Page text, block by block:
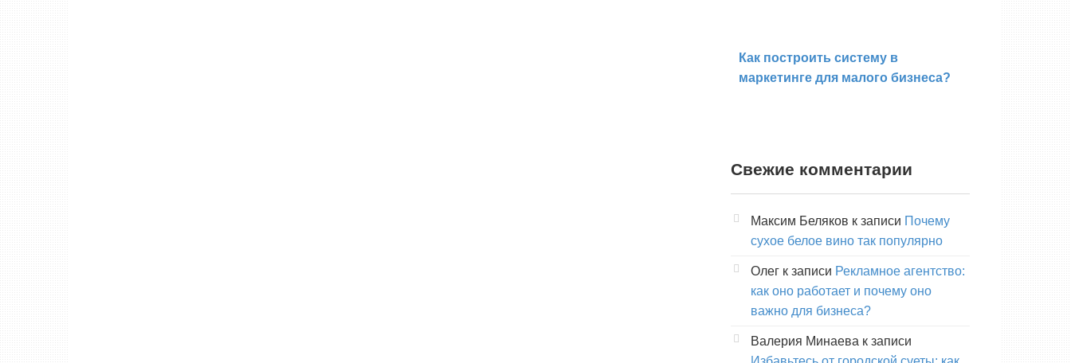
Как построить систему в
маркетинге для малого бизнеса?
Свежие комментарии
Максим Беляков к записи Почему
сухое белое вино так популярно
Олег к записи Рекламное агентство:
как оно работает и почему оно
важно для бизнеса?
Валерия Минаева к записи